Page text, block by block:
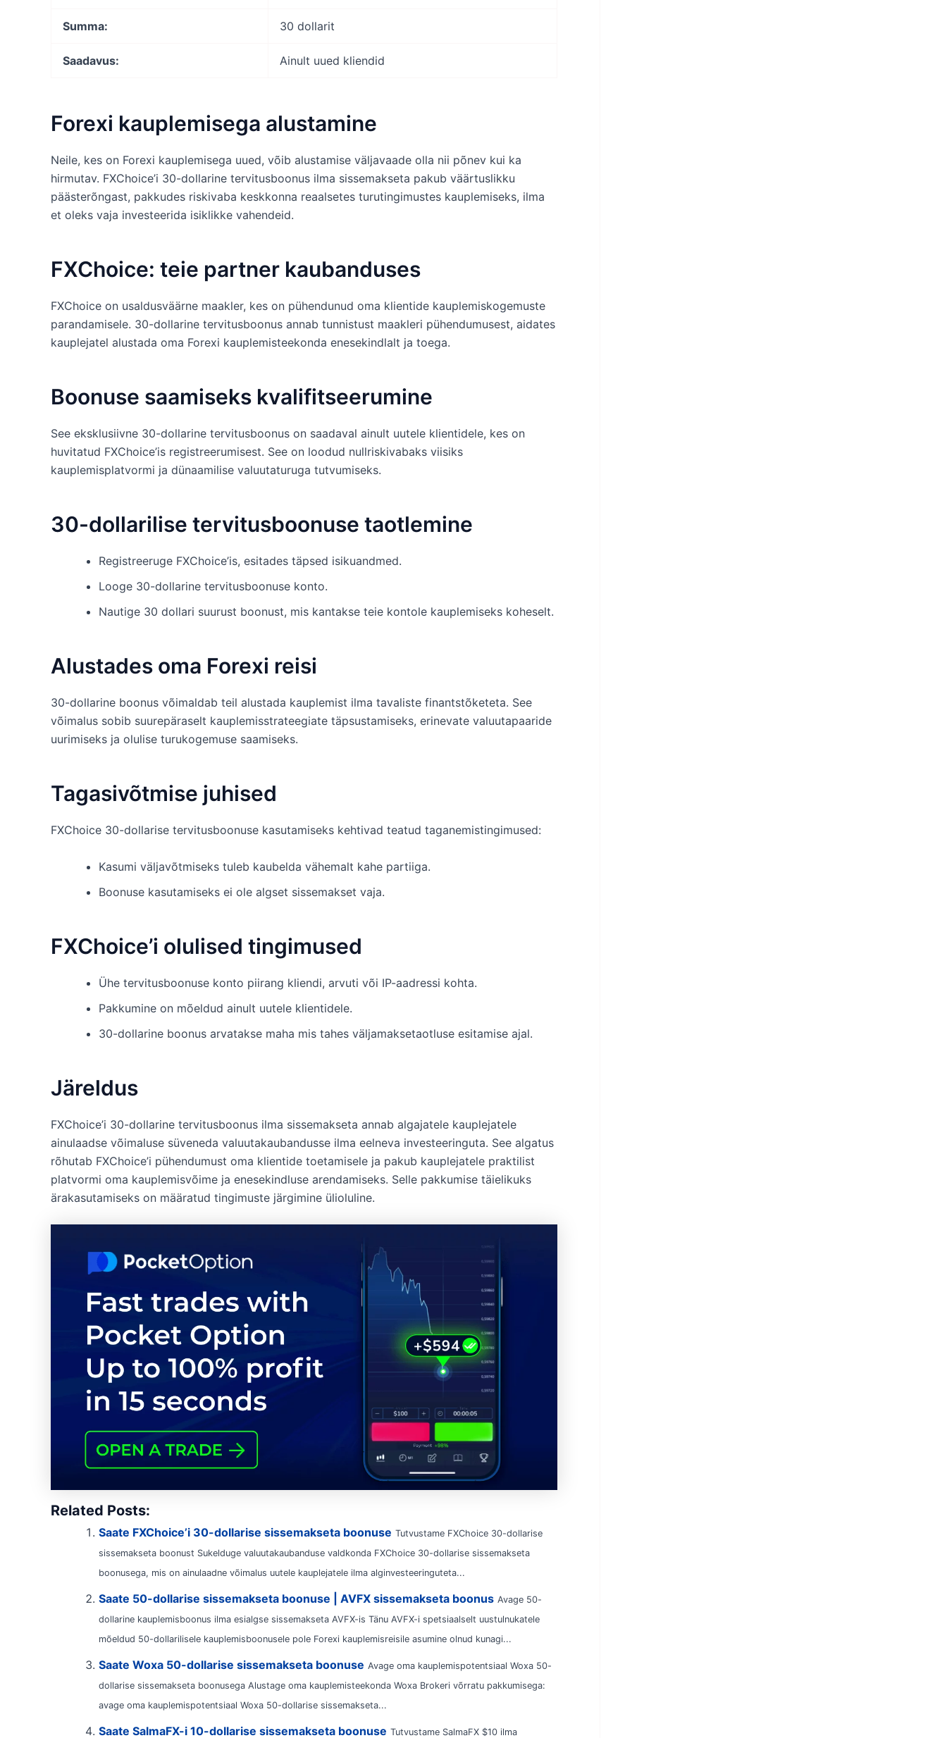
Summa: 30 dollarit
Saadavus: Ainult uued kliendid
Forexi kauplemisega alustamine
Neile, kes on Forexi kauplemisega uued, võib alustamise väljavaade olla nii põnev kui ka
hirmutav. FXChoice’i 30-dollarine tervitusboonus ilma sissemakseta pakub väärtuslikku
päästerõngast, pakkudes riskivaba keskkonna reaalsetes turutingimustes kauplemiseks, ilma
et oleks vaja investeerida isiklikke vahendeid.
FXChoice: teie partner kaubanduses
FXChoice on usaldusväärne maakler, kes on pühendunud oma klientide kauplemiskogemuste
parandamisele. 30-dollarine tervitusboonus annab tunnistust maakleri pühendumusest, aidates
kauplejatel alustada oma Forexi kauplemisteekonda enesekindlalt ja toega.
Boonuse saamiseks kvalifitseerumine
See eksklusiivne 30-dollarine tervitusboonus on saadaval ainult uutele klientidele, kes on
huvitatud FXChoice’is registreerumisest. See on loodud nullriskivabaks viisiks
kauplemisplatvormi ja dünaamilise valuutaturuga tutvumiseks.
30-dollarilise tervitusboonuse taotlemine
Registreeruge FXChoice’is, esitades täpsed isikuandmed.
Looge 30-dollarine tervitusboonuse konto.
Nautige 30 dollari suurust boonust, mis kantakse teie kontole kauplemiseks koheselt.
Alustades oma Forexi reisi
30-dollarine boonus võimaldab teil alustada kauplemist ilma tavaliste finantstõketeta. See
võimalus sobib suurepäraselt kauplemisstrateegiate täpsustamiseks, erinevate valuutapaaride
uurimiseks ja olulise turukogemuse saamiseks.
Tagasivõtmise juhised
FXChoice 30-dollarise tervitusboonuse kasutamiseks kehtivad teatud taganemistingimused:
Kasumi väljavõtmiseks tuleb kaubelda vähemalt kahe partiiga.
Boonuse kasutamiseks ei ole algset sissemakset vaja.
FXChoice’i olulised tingimused
Ühe tervitusboonuse konto piirang kliendi, arvuti või IP-aadressi kohta.
Pakkumine on mõeldud ainult uutele klientidele.
30-dollarine boonus arvatakse maha mis tahes väljamaksetaotluse esitamise ajal.
Järeldus
FXChoice’i 30-dollarine tervitusboonus ilma sissemakseta annab algajatele kauplejatele
ainulaadse võimaluse süveneda valuutakaubandusse ilma eelneva investeeringuta. See algatus
rõhutab FXChoice’i pühendumust oma klientide toetamisele ja pakub kauplejatele praktilist
platvormi oma kauplemisvõime ja enesekindluse arendamiseks. Selle pakkumise täielikuks
ärakasutamiseks on määratud tingimuste järgimine ülioluline.
Related Posts:
Saate FXChoice’i 30-dollarise sissemakseta boonuse Tutvustame FXChoice 30-dollarise
sissemakseta boonust Sukelduge valuutakaubanduse valdkonda FXChoice 30-dollarise sissemakseta
boonusega, mis on ainulaadne võimalus uutele kauplejatele ilma alginvesteeringuteta...
Saate 50-dollarise sissemakseta boonuse | AVFX sissemakseta boonus Avage 50-
dollarine kauplemisboonus ilma esialgse sissemakseta AVFX-is Tänu AVFX-i spetsiaalselt uustulnukatele
mõeldud 50-dollarilisele kauplemisboonusele pole Forexi kauplemisreisile asumine olnud kunagi...
Saate Woxa 50-dollarise sissemakseta boonuse Avage oma kauplemispotentsiaal Woxa 50-
dollarise sissemakseta boonusega Alustage oma kauplemisteekonda Woxa Brokeri võrratu pakkumisega:
avage oma kauplemispotentsiaal Woxa 50-dollarise sissemakseta...
Saate SalmaFX-i 10-dollarise sissemakseta boonuse Tutvustame SalmaFX $10 ilma